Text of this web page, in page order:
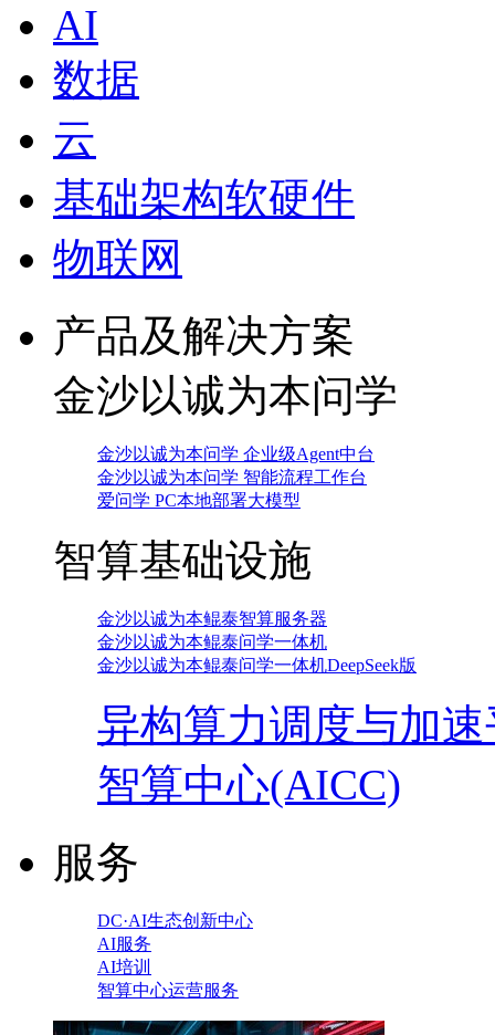
AI
数据
云
基础架构软硬件
物联网
产品及解决方案
金沙以诚为本问学
金沙以诚为本问学 企业级Agent中台
金沙以诚为本问学 智能流程工作台
爱问学 PC本地部署大模型
智算基础设施
金沙以诚为本鲲泰智算服务器
金沙以诚为本鲲泰问学一体机
金沙以诚为本鲲泰问学一体机DeepSeek版
异构算力调度与加
智算中心(AICC)
服务
DC·AI生态创新中心
AI服务
AI培训
智算中心运营服务